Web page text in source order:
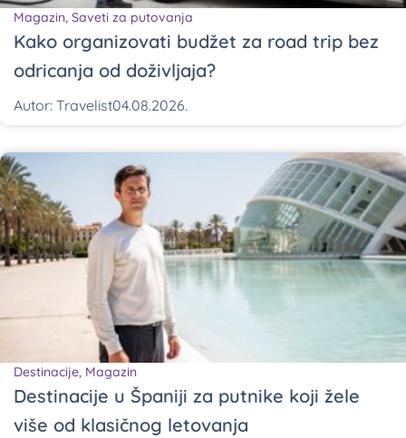
Magazin, Saveti za putovanja
Kako organizovati budžet za road trip bez
odricanja od doživljaja?
Autor: Travelist04.08.2026.
Destinacije, Magazin
Destinacije u Španiji za putnike koji žele
više od klasičnog letovanja